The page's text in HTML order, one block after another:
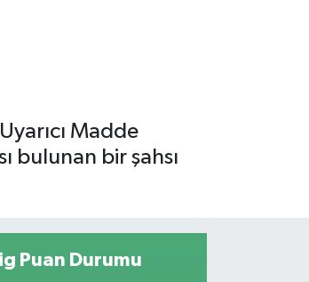
Madde
bulunan bir şahsı
Puan Durumu